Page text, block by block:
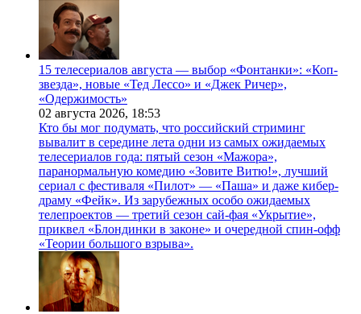
15 телесериалов августа — выбор «Фонтанки»: «Коп-
звезда», новые «Тед Лессо» и «Джек Ричер»,
«Одержимость»
02 августа 2026, 18:53
Кто бы мог подумать, что российский стриминг
вывалит в середине лета одни из самых ожидаемых
телесериалов года: пятый сезон «Мажора»,
паранормальную комедию «Зовите Витю!», лучший
сериал с фестиваля «Пилот» — «Паша» и даже кибер-
драму «Фейк». Из зарубежных особо ожидаемых
телепроектов — третий сезон сай-фая «Укрытие»,
приквел «Блондинки в законе» и очередной спин-офф
«Теории большого взрыва».